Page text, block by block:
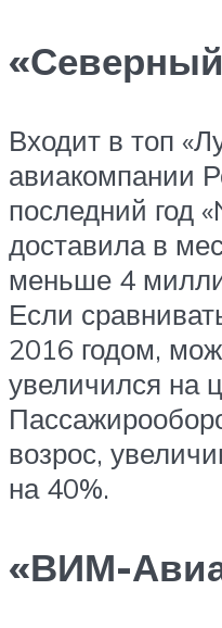
Входит в топ
авиакомпании
последний год
доставила в
меньше 4
Если
2016 годом,
увеличился на
возрос,
на 40%.
«ВИМ-